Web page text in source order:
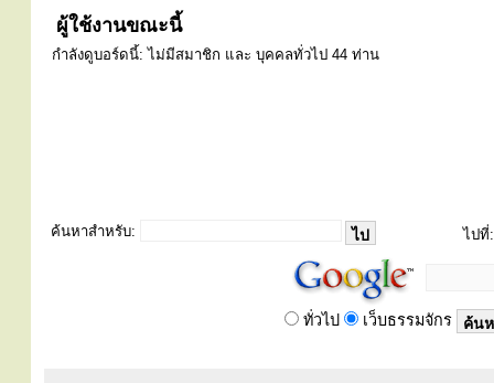
ผู้ใช้งานขณะนี้
กำลังดูบอร์ดนี้: ไม่มีสมาชิก และ บุคคลทั่วไป 44 ท่าน
ค้นหาสำหรับ: ไปที่:
ทั่วไป เว็บธรรมจักร